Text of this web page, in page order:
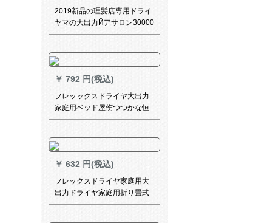
2019新品の理髪店専用ドライ
ヤマの大出力Ӣアサロン30000
W家庭用のドライヤで髪を冷
家庭用のバトンを5つのプロに
します。
￥ 792 円(税込)
フレッックスドライヤ大出力
家庭用ベッド屋伤つつかな恒
温Ӣアサロンドライケアタイ
￥ 632 円(税込)
フレックスドライヤ家庭用大
出力ドライヤ家庭用折り畳式
小型携帯帯ドライヤ恒温3段